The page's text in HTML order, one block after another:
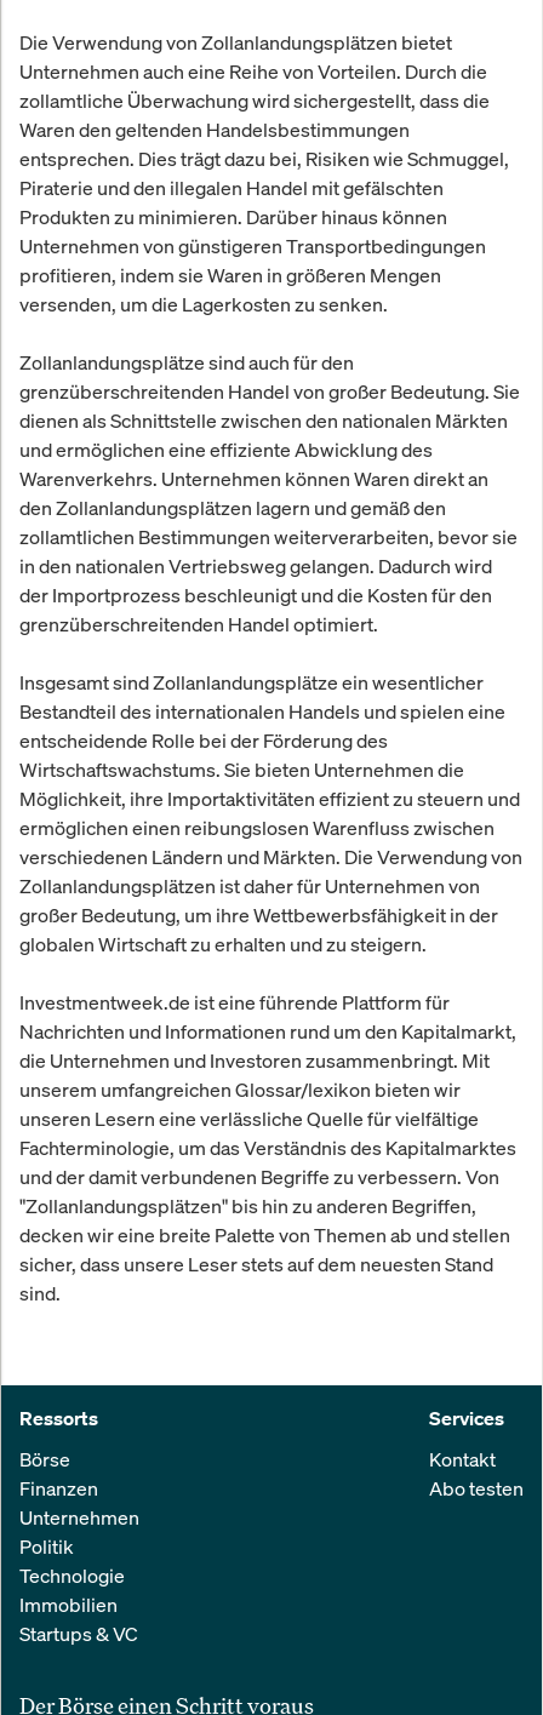
Die Verwendung von Zollanlandungsplätzen bietet
Unternehmen auch eine Reihe von Vorteilen. Durch die
zollamtliche Überwachung wird sichergestellt, dass die
Waren den geltenden Handelsbestimmungen
entsprechen. Dies trägt dazu bei, Risiken wie Schmuggel,
Piraterie und den illegalen Handel mit gefälschten
Produkten zu minimieren. Darüber hinaus können
Unternehmen von günstigeren Transportbedingungen
profitieren, indem sie Waren in größeren Mengen
versenden, um die Lagerkosten zu senken.
Zollanlandungsplätze sind auch für den
grenzüberschreitenden Handel von großer Bedeutung. Sie
dienen als Schnittstelle zwischen den nationalen Märkten
und ermöglichen eine effiziente Abwicklung des
Warenverkehrs. Unternehmen können Waren direkt an
den Zollanlandungsplätzen lagern und gemäß den
zollamtlichen Bestimmungen weiterverarbeiten, bevor sie
in den nationalen Vertriebsweg gelangen. Dadurch wird
der Importprozess beschleunigt und die Kosten für den
grenzüberschreitenden Handel optimiert.
Insgesamt sind Zollanlandungsplätze ein wesentlicher
Bestandteil des internationalen Handels und spielen eine
entscheidende Rolle bei der Förderung des
Wirtschaftswachstums. Sie bieten Unternehmen die
Möglichkeit, ihre Importaktivitäten effizient zu steuern und
ermöglichen einen reibungslosen Warenfluss zwischen
verschiedenen Ländern und Märkten. Die Verwendung von
Zollanlandungsplätzen ist daher für Unternehmen von
großer Bedeutung, um ihre Wettbewerbsfähigkeit in der
globalen Wirtschaft zu erhalten und zu steigern.
Investmentweek.de ist eine führende Plattform für
Nachrichten und Informationen rund um den Kapitalmarkt,
die Unternehmen und Investoren zusammenbringt. Mit
unserem umfangreichen Glossar/lexikon bieten wir
unseren Lesern eine verlässliche Quelle für vielfältige
Fachterminologie, um das Verständnis des Kapitalmarktes
und der damit verbundenen Begriffe zu verbessern. Von
"Zollanlandungsplätzen" bis hin zu anderen Begriffen,
decken wir eine breite Palette von Themen ab und stellen
sicher, dass unsere Leser stets auf dem neuesten Stand
sind.
Ressorts
Börse
Finanzen
Unternehmen
Politik
Technologie
Immobilien
Startups & VC
Services
Kontakt
Abo testen
Der Börse einen Schritt voraus